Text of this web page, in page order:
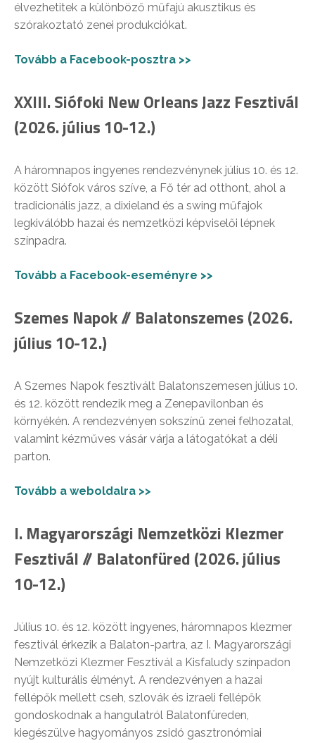
élvezhetitek a különböző műfajú akusztikus és
szórakoztató zenei produkciókat.
Tovább a Facebook-posztra >>
XXIII. Siófoki New Orleans Jazz Fesztivál
(2026. július 10-12.)
A háromnapos ingyenes rendezvénynek július 10. és 12.
között Siófok város szíve, a Fő tér ad otthont, ahol a
tradicionális jazz, a dixieland és a swing műfajok
legkiválóbb hazai és nemzetközi képviselői lépnek
színpadra.
Tovább a Facebook-eseményre >>
Szemes Napok // Balatonszemes (2026.
július 10-12.)
A Szemes Napok fesztivált Balatonszemesen július 10.
és 12. között rendezik meg a Zenepavilonban és
környékén. A rendezvényen sokszínű zenei felhozatal,
valamint kézműves vásár várja a látogatókat a déli
parton.
Tovább a weboldalra >>
I. Magyarországi Nemzetközi Klezmer
Fesztivál // Balatonfüred (2026. július
10-12.)
Július 10. és 12. között ingyenes, háromnapos klezmer
fesztivál érkezik a Balaton-partra, az I. Magyarországi
Nemzetközi Klezmer Fesztivál a Kisfaludy színpadon
nyújt kulturális élményt. A rendezvényen a hazai
fellépők mellett cseh, szlovák és izraeli fellépők
gondoskodnak a hangulatról Balatonfüreden,
kiegészülve hagyományos zsidó gasztronómiai